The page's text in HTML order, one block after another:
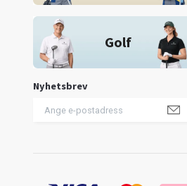
Golf
Nyhetsbrev